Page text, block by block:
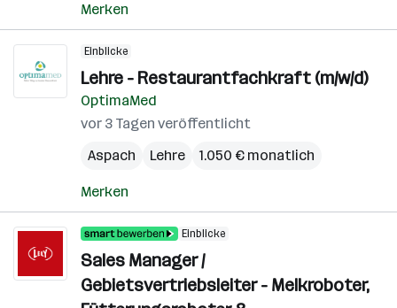
Merken
Einblicke
Lehre - Restaurantfachkraft (m/w/d)
OptimaMed
vor 3 Tagen veröffentlicht
Aspach
Lehre 1.050 € monatlich
Merken
Einblicke
Sales Manager /
Gebietsvertriebsleiter - Melkroboter,